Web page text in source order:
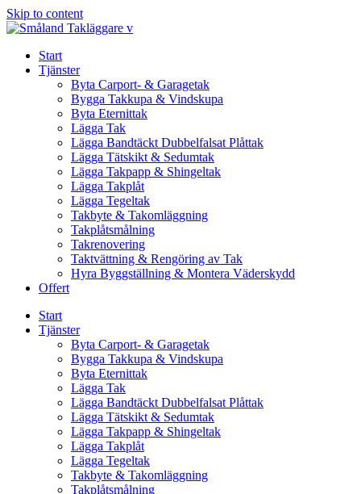
Skip to content
Start
Tjänster
Byta Carport- & Garagetak
Bygga Takkupa & Vindskupa
Byta Eternittak
Lägga Tak
Lägga Bandtäckt Dubbelfalsat Plåttak
Lägga Tätskikt & Sedumtak
Lägga Takpapp & Shingeltak
Lägga Takplåt
Lägga Tegeltak
Takbyte & Takomläggning
Takplåtsmålning
Takrenovering
Taktvättning & Rengöring av Tak
Hyra Byggställning & Montera Väderskydd
Offert
Start
Tjänster
Byta Carport- & Garagetak
Bygga Takkupa & Vindskupa
Byta Eternittak
Lägga Tak
Lägga Bandtäckt Dubbelfalsat Plåttak
Lägga Tätskikt & Sedumtak
Lägga Takpapp & Shingeltak
Lägga Takplåt
Lägga Tegeltak
Takbyte & Takomläggning
Takplåtsmålning